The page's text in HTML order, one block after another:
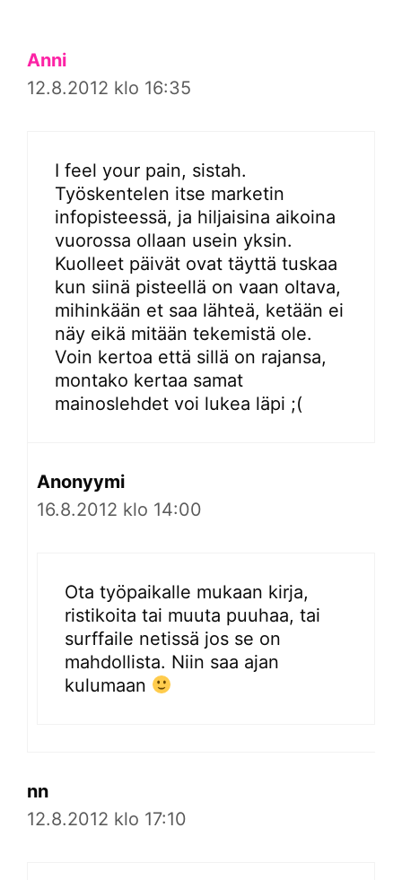
Anni
12.8.2012 klo 16:35
I feel your pain, sistah.
Työskentelen itse marketin
infopisteessä, ja hiljaisina aikoina
vuorossa ollaan usein yksin.
Kuolleet päivät ovat täyttä tuskaa
kun siinä pisteellä on vaan oltava,
mihinkään et saa lähteä, ketään ei
näy eikä mitään tekemistä ole.
Voin kertoa että sillä on rajansa,
montako kertaa samat
mainoslehdet voi lukea läpi ;(
Anonyymi
16.8.2012 klo 14:00
Ota työpaikalle mukaan kirja,
ristikoita tai muuta puuhaa, tai
surffaile netissä jos se on
mahdollista. Niin saa ajan
kulumaan
nn
12.8.2012 klo 17:10